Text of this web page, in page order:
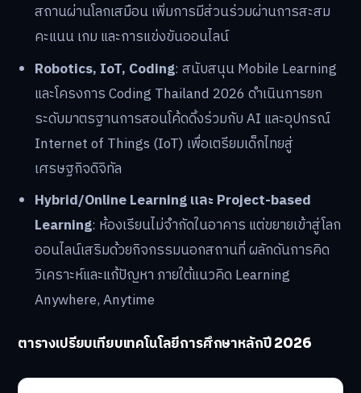
สถานผ่านโลกเสมือน เพิ่มการมีส่วนร่วมผ่านการสะสม
คะแนน เกม และการแข่งขันออนไลน์
Robotics, IoT, Coding: สนับสนุน Mobile Learning
และโครงการ Coding Thailand 2026 ดำเนินการยก
ระดับมาตรฐานการสอนโค้ดดิ้งร่วมกับ AI และอุปกรณ์
Internet of Things (IoT) เพื่อเตรียมเด็กไทยสู่
เศรษฐกิจดิจิทัล
Hybrid/Online Learning และ Project-based
Learning: ห้องเรียนไม่จำกัดในอาคาร แต่ขยายเข้าสู่โลก
ออนไลน์เสริมด้วยกิจกรรมนอกสถานที่ ผลักดันการคิด
วิเคราะห์และแก้ปัญหา ภายใต้แนวคิด Learning
Anywhere, Anytime
ตารางเปรียบเทียบเทคโนโลยีการศึกษาหลักปี 2026